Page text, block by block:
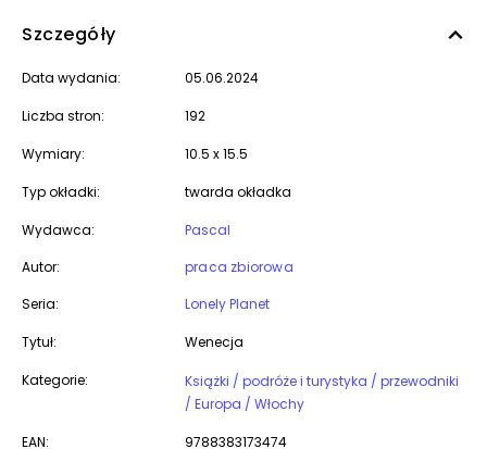
Szczegóły
Data wydania: 05.06.2024
Liczba stron: 192
Wymiary: 10.5 x 15.5
Typ okładki: twarda okładka
Wydawca:
Pascal
Autor:
praca zbiorowa
Seria:
Lonely Planet
Tytuł: Wenecja
Kategorie:
Książki / podróże i turystyka / przewodniki
/ Europa / Włochy
EAN: 9788383173474